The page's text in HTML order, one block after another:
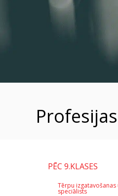
Profesijas
PĒC 9.KLASES
Tērpu izgatavošanas
speciālists